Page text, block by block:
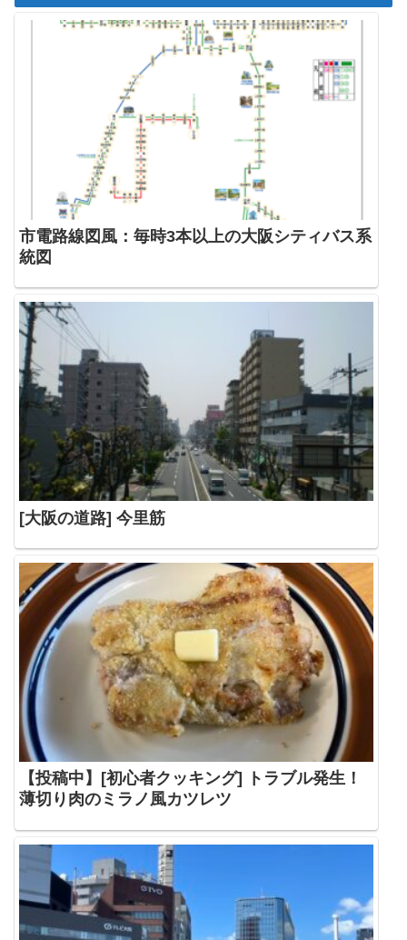
市電路線図風：毎時3本以上の大阪シティバス系
統図
[大阪の道路] 今里筋
【投稿中】[初心者クッキング] トラブル発生！
薄切り肉のミラノ風カツレツ